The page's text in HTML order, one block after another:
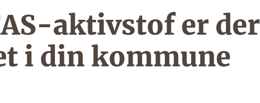
aktivstof er der
i din kommune